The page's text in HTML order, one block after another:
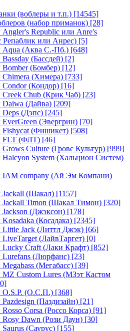
(воблеры и т.п.) [14545]
(набор приманок) [28]
Republic или Anre's
Репаблик или Анрес) [5]
Aqua (Аква С.-Пб.) [648]
(Бассдей) [2]
(Бомбер) [12]
(Химера) [733]
(Кондор) [16]
Chub (Крик Чаб) [23]
(Дайва) [209]
(Дэпс) [245]
(Эвергрин) [70]
Fishycat (Фишикет) [508]
FLT (ФЛТ) [46]
Culture (Гровс Культур) [999]
System (Хальцион Систем)
IAM company (Ай Эм Компани)
(Шакал) [1157]
Jackall Timon (Шакал Тимон) [320]
(Джэксон) [178]
(Косадака) [2345]
Jack (Литтл Джэк) [66]
(ЛайвТаргет) [0]
Lucky Craft (Лаки Крафт) [852]
Lurefans (Люрфанс) [23]
(Мегабасс) [39]
Custom Lures (МЗэт Кастом
O.S.P. (О.С.П.) [368]
(Паздизайн) [21]
Corsa (Россо Корса) [91]
Dawn (Рози Даун) [30]
(Саурус) [155]